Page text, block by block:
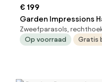
€ 199
Garden Impressions
zweefparasol S
- ecru
Zweefparasols,
Op voorraad
Gratis